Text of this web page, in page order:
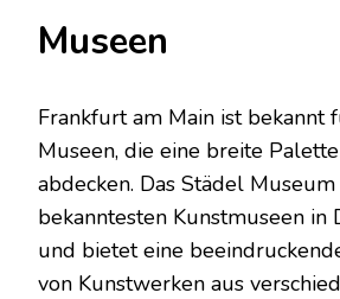
Museen
Frankfurt am Main ist bekannt
Museen, die eine breite
abdecken. Das Städel
bekanntesten Kunstmuseen in
und bietet eine
von Kunstwerken aus